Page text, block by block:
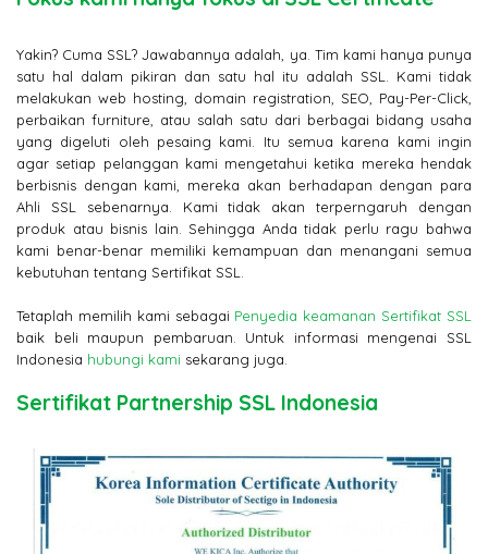
Yakin? Cuma SSL? Jawabannya adalah, ya. Tim kami hanya punya
satu hal dalam pikiran dan satu hal itu adalah SSL. Kami tidak
melakukan web hosting, domain registration, SEO, Pay-Per-Click,
perbaikan furniture, atau salah satu dari berbagai bidang usaha
yang digeluti oleh pesaing kami. Itu semua karena kami ingin
agar setiap pelanggan kami mengetahui ketika mereka hendak
berbisnis dengan kami, mereka akan berhadapan dengan para
Ahli SSL sebenarnya. Kami tidak akan terperngaruh dengan
produk atau bisnis lain. Sehingga Anda tidak perlu ragu bahwa
kami benar-benar memiliki kemampuan dan menangani semua
kebutuhan tentang Sertifikat SSL.
Tetaplah memilih kami sebagai Penyedia keamanan Sertifikat SSL
baik beli maupun pembaruan. Untuk informasi mengenai SSL
Indonesia hubungi kami sekarang juga.
Sertifikat Partnership SSL Indonesia